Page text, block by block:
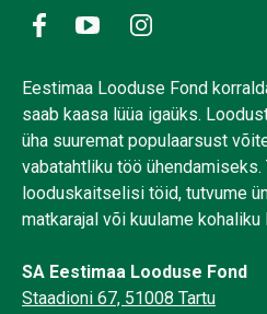
Eestimaa Looduse Fond
saab kaasa lüüa igaüks.
üha suuremat populaarsust
vabatahtliku töö
looduskaitselisi töid, tutvume
matkarajal või kuulame
SA Eestimaa Looduse Fond
Staadioni 67, 51008 Tartu